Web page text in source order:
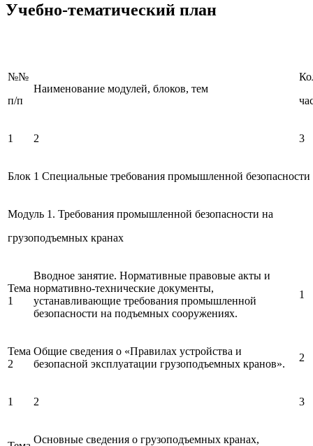
Учебно-тематический план
№№
п/п
Наименование модулей, блоков, тем
1 2 3
Блок 1 Специальные требования промышленной безопасности
Модуль 1. Требования промышленной безопасности на
грузоподъемных кранах
Тема
1
Вводное занятие. Нормативные правовые акты и
нормативно-технические документы,
устанавливающие требования промышленной
безопасности на подъемных сооружениях.
1
Тема
2
Общие сведения о «Правилах устройства и
безопасной эксплуатации грузоподъемных кранов».
2
1 2 3
Основные сведения о грузоподъемных кранах,